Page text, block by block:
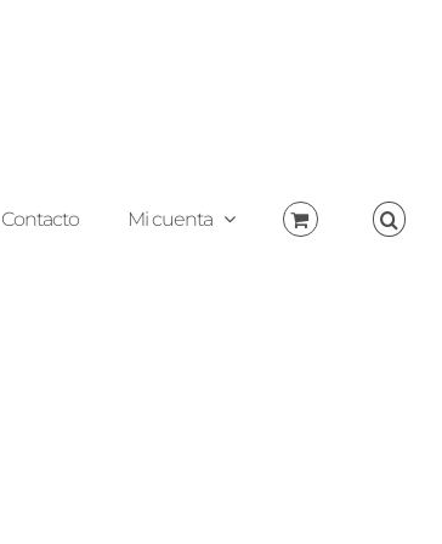
Contacto Mi cuenta